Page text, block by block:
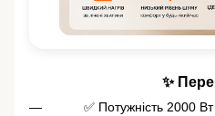
✨
✅ Потужність 2000